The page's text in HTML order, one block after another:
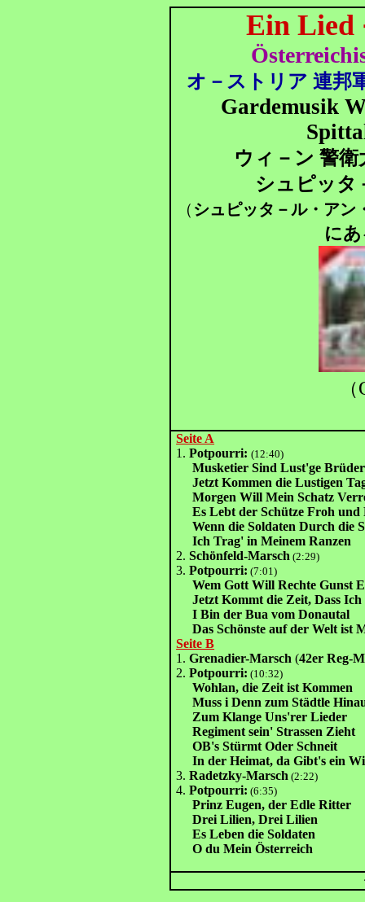
Ein Lied
オ－ストリア 連邦
Gardemusik
ウィ－ン 警衛
シュピッタ
（ シュピッタ－ル・アン
に
（
Seite A
1.Potpourri:(12:40)
Musketier Sind Lust'ge Brüder
Jetzt Kommen die Lustigen
Morgen Will Mein Schatz
Es Lebt der Schütze Froh und
Wenn die Soldaten Durch die
Ich Trag' in Meinem Ranzen
2.Schönfeld-Marsch (2:29)
3.Potpourri: (7:01)
Wem Gott Will Rechte Gunst
Jetzt Kommt die Zeit, Dass
I Bin der Bua vom Donautal
Das Schönste auf der Welt ist
Seite B
1.Grenadier-Marsch(42er Reg-
2.Potpourri: (10:32)
Wohlan, die Zeit ist Kommen
Muss i Denn zum Städtle
Zum Klange Uns'rer Lieder
Regiment sein' Strassen Zieht
OB's Stürmt Oder Schneit
In der Heimat, da Gibt's ein
3. Radetzky-Marsch (2:22)
4. Potpourri: (6:35)
Prinz Eugen, der Edle Ritter
Drei Lilien, Drei Lilien
Es Leben die Soldaten
O du Mein Österreich